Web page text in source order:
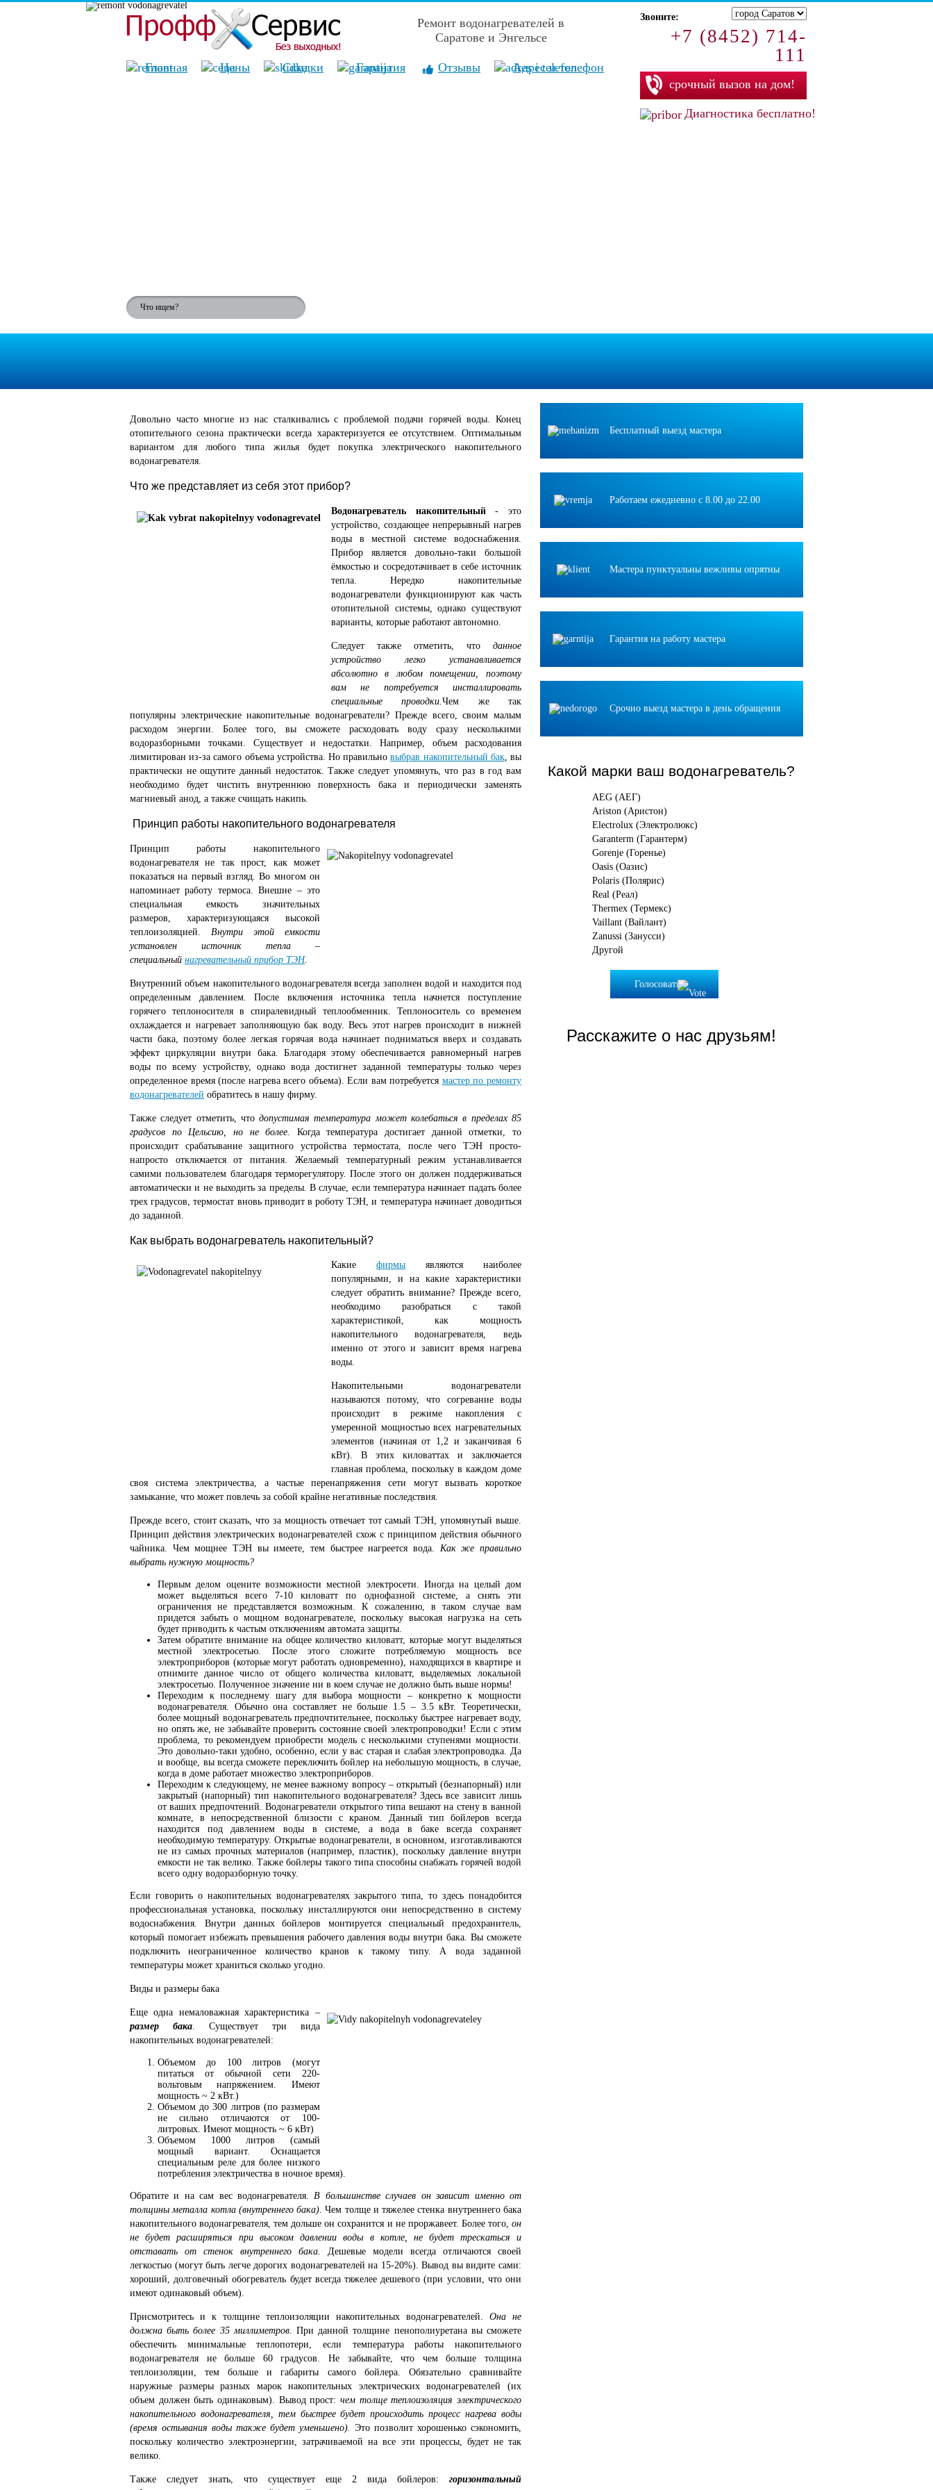
Ремонт водонагревателей в
Саратове и Энгельсе
Звоните:
+7 (8452) 714-
111
срочный вызов на дом!
Диагностика бесплатно!
Главная Цены Скидки Гарантия Отзывы Адрес и телефон
Довольно часто многие из нас сталкивались с проблемой подачи горячей воды. Конец
отопительного сезона практически всегда характеризуется ее отсутствием. Оптимальным
вариантом для любого типа жилья будет покупка электрического накопительного
водонагревателя.
Что же представляет из себя этот прибор?
Водонагреватель накопительный- это
устройство, создающее непрерывный нагрев
воды в местной системе водоснабжения.
Прибор является довольно-таки большой
ёмкостью и сосредотачивает в себе источник
тепла. Нередко накопительные
водонагреватели функционируют как часть
отопительной системы, однако существуют
варианты, которые работают автономно.
Следует также отметить, что данное
устройство легко устанавливается
абсолютно в любом помещении, поэтому
вам не потребуется инсталлировать
специальные проводки.Чем же так
популярны электрические накопительные водонагреватели? Прежде всего, своим малым
расходом энергии. Более того, вы сможете расходовать воду сразу несколькими
водоразборными точками. Существует и недостатки. Например, объем расходования
лимитирован из-за самого объема устройства. Но правильновыбрав накопительный бак, вы
практически не ощутите данный недостаток. Также следует упомянуть, что раз в год вам
необходимо будет чистить внутреннюю поверхность бака и периодически заменять
магниевый анод, а также счищать накипь.
Принцип работы накопительного водонагревателя
Принцип работы накопительного
водонагревателя не так прост, как может
показаться на первый взгляд. Во многом он
напоминает работу термоса. Внешне – это
специальная емкость значительных
размеров, характеризующаяся высокой
теплоизоляцией. Внутри этой емкости
установлен источник тепла –
специальный нагревательный прибор ТЭН.
Внутренний объем накопительного водонагревателя всегда заполнен водой и находится под
определенным давлением. После включения источника тепла начнется поступление
горячего теплоносителя в спиралевидный теплообменник. Теплоноситель со временем
охлаждается и нагревает заполняющую бак воду. Весь этот нагрев происходит в нижней
части бака, поэтому более легкая горячая вода начинает подниматься вверх и создавать
эффект циркуляции внутри бака. Благодаря этому обеспечивается равномерный нагрев
воды по всему устройству, однако вода достигнет заданной температуры только через
определенное время (после нагрева всего объема). Если вам потребуется мастер по ремонту
водонагревателей обратитесь в нашу фирму.
Также следует отметить, чтодопустимая температура может колебаться в пределах 85
градусов по Цельсию, но не более.
Когда температура достигает данной отметки, то
происходит срабатывание защитного устройства термостата, после чего ТЭН просто-
напросто отключается от питания. Желаемый температурный режим устанавливается
самими пользователем благодаря терморегулятору. После этого он должен поддерживаться
автоматически и не выходить за пределы. В случае, если температура начинает падать более
трех градусов, термостат вновь приводит в роботу ТЭН, и температура начинает доводиться
до заданной.
Как выбрать водонагреватель накопительный?
Какие фирмы являются наиболее
популярными, и на какие характеристики
следует обратить внимание? Прежде всего,
необходимо разобраться с такой
характеристикой, как мощность
накопительного водонагревателя, ведь
именно от этого и зависит время нагрева
воды.
Накопительными водонагреватели
называются потому, что согревание воды
происходит в режиме накопления с
умеренной мощностью всех нагревательных
элементов (начиная от 1,2 и заканчивая 6
кВт). В этих киловаттах и заключается
главная проблема, поскольку в каждом доме
своя система электричества, а частые перенапряжения сети могут вызвать короткое
замыкание, что может повлечь за собой крайне негативные последствия.
Прежде всего, стоит сказать, что за мощность отвечает тот самый ТЭН, упомянутый выше.
Принцип действия электрических водонагревателей схож с принципом действия обычного
чайника. Чем мощнее ТЭН вы имеете, тем быстрее нагреется вода. Как же правильно
выбрать нужную мощность?
Первым делом оцените возможности местной электросети. Иногда на целый дом
может выделяться всего 7-10 киловатт по однофазной системе, а снять эти
ограничения не представляется возможным. К сожалению, в таком случае вам
придется забыть о мощном водонагревателе, поскольку высокая нагрузка на сеть
будет приводить к частым отключениям автомата защиты.
Затем обратите внимание на общее количество киловатт, которые могут выделяться
местной электросетью. После этого сложите потребляемую мощность все
электроприборов (которые могут работать одновременно), находящихся в квартире и
отнимите данное число от общего количества киловатт, выделяемых локальной
электросетью. Полученное значение ни в коем случае не должно быть выше нормы!
Переходим к последнему шагу для выбора мощности – конкретно к мощности
водонагревателя. Обычно она составляет не больше 1.5 – 3.5 кВт. Теоретически,
более мощный водонагреватель предпочтительнее, поскольку быстрее нагревает воду,
но опять же, не забывайте проверить состояние своей электропроводки! Если с этим
проблема, то рекомендуем приобрести модель с несколькими ступенями мощности.
Это довольно-таки удобно, особенно, если у вас старая и слабая электропроводка. Да
и вообще, вы всегда сможете переключить бойлер на небольшую мощность, в случае,
когда в доме работает множество электроприборов.
Переходим к следующему, не менее важному вопросу – открытый (безнапорный) или
закрытый (напорный) тип накопительного водонагревателя? Здесь все зависит лишь
от ваших предпочтений. Водонагреватели открытого типа вешают на стену в ванной
комнате, в непосредственной близости с краном. Данный тип бойлеров всегда
находится под давлением воды в системе, а вода в баке всегда сохраняет
необходимую температуру. Открытые водонагреватели, в основном, изготавливаются
не из самых прочных материалов (например, пластик), поскольку давление внутри
емкости не так велико. Также бойлеры такого типа способны снабжать горячей водой
всего одну водоразборную точку.
Если говорить о накопительных водонагревателях закрытого типа, то здесь понадобится
профессиональная установка, поскольку инсталлируются они непосредственно в систему
водоснабжения. Внутри данных бойлеров монтируется специальный предохранитель,
который помогает избежать превышения рабочего давления воды внутри бака. Вы сможете
подключить неограниченное количество кранов к такому типу. А вода заданной
температуры может храниться сколько угодно.
Виды и размеры бака
Еще одна немаловажная характеристика –
размер бака. Существует три вида
накопительных водонагревателей:
Объемом до 100 литров (могут
питаться от обычной сети 220-
вольтовым напряжением. Имеют
мощность ~ 2 кВт.)
Объемом до 300 литров (по размерам
не сильно отличаются от 100-
литровых. Имеют мощность ~ 6 кВт)
Объемом 1000 литров (самый
мощный вариант. Оснащается
специальным реле для более низкого
потребления электричества в ночное время).
Обратите и на сам вес водонагревателя.В большинстве случаев он зависит именно от
толщины металла котла (внутреннего бака). Чем толще и тяжелее стенка внутреннего бака
накопительного водонагревателя, тем дольше он сохранится и не проржавеет. Более того, он
не будет расширяться при высоком давлении воды в котле, не будет трескаться и
отставать от стенок внутреннего бака.
Дешевые модели всегда отличаются своей
легкостью (могут быть легче дорогих водонагревателей на 15-20%). Вывод вы видите сами:
хороший, долговечный обогреватель будет всегда тяжелее дешевого (при условии, что они
имеют одинаковый объем).
Присмотритесь и к толщине теплоизоляции накопительных водонагревателей. Она не
должна быть более 35 миллиметров. При данной толщине пенополиуретана вы сможете
обеспечить минимальные теплопотери, если температура работы накопительного
водонагревателя не больше 60 градусов. Не забывайте, что чем больше толщина
теплоизоляции, тем больше и габариты самого бойлера. Обязательно сравнивайте
наружные размеры разных марок накопительных электрических водонагревателей (их
объем должен быть одинаковым). Вывод прост: чем толще теплоизоляция электрического
накопительного водонагревателя, тем быстрее будет происходить процесс нагрева воды
(время остывания воды также будет уменьшено). Это позволит хорошенько сэкономить,
поскольку количество электроэнергии, затрачиваемой на все эти процессы, будет не так
велико.
Также следует знать, что существует еще 2 вида бойлеров: горизонтальный
Бесплатный выезд мастера
Работаем ежедневно с 8.00 до 22.00
Мастера пунктуальны вежливы опрятны
Гарантия на работу мастера
Срочно выезд мастера в день обращения
Какой марки ваш водонагреватель?
AEG (АЕГ)
Ariston (Аристон)
Electrolux (Электролюкс)
Garanterm (Гарантерм)
Gorenje (Горенье)
Oasis (Оазис)
Polaris (Полярис)
Real (Реал)
Thermex (Термекс)
Vaillant (Вайлант)
Zanussi (Занусси)
Другой
Голосовать
Расскажите о нас друзьям!